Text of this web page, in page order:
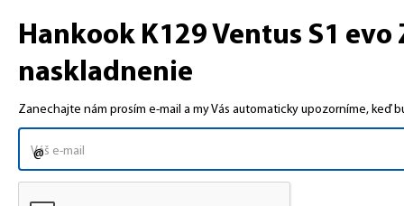
Hankook K129 Ventus S1 evo
naskladnenie
Zanechajte nám prosím e-mail a my Vás automaticky upozorníme, keď